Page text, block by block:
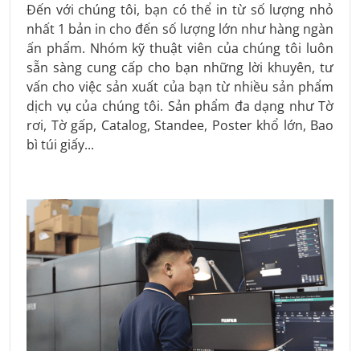
Đến với chúng tôi, bạn có thể in từ số lượng nhỏ
nhất 1 bản in cho đến số lượng lớn như hàng ngàn
ấn phẩm. Nhóm kỹ thuật viên của chúng tôi luôn
sẵn sàng cung cấp cho bạn những lời khuyên, tư
vấn cho việc sản xuất của bạn từ nhiều sản phẩm
dịch vụ của chúng tôi. Sản phẩm đa dạng như Tờ
rơi, Tờ gấp, Catalog, Standee, Poster khổ lớn, Bao
bì túi giấy...